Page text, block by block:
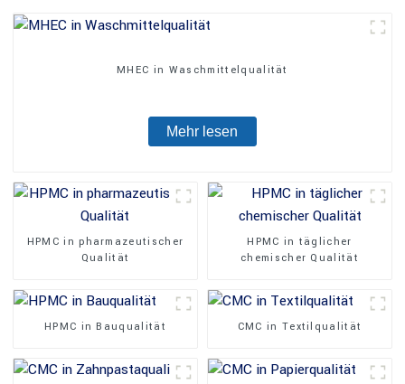
MHEC in Waschmittelqualität
Mehr lesen
HPMC in pharmazeutischer
Qualität
HPMC in täglicher
chemischer Qualität
HPMC in Bauqualität CMC in Textilqualität